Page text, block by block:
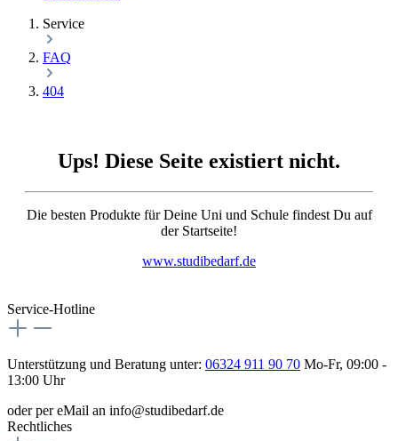
Service
FAQ
404
Ups! Diese Seite existiert nicht.
Die besten Produkte für Deine Uni und Schule findest Du auf
der Startseite!
www.studibedarf.de
Service-Hotline
Unterstützung und Beratung unter: 06324 911 90 70 Mo-Fr, 09:00 -
13:00 Uhr
oder per eMail an info@studibedarf.de
Rechtliches